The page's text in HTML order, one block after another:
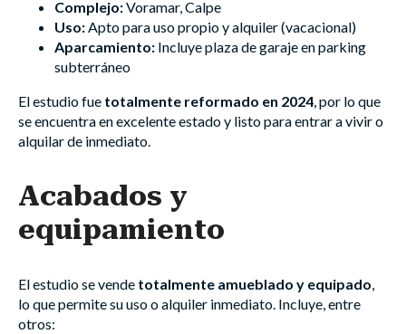
Complejo:Voramar, Calpe
Uso: Apto para uso propio y alquiler (vacacional)
Aparcamiento: Incluye plaza de garaje en parking
subterráneo
El estudio fue totalmente reformado en 2024 , por lo que
se encuentra en excelente estado y listo para entrar a vivir o
alquilar de inmediato.
Acabados y
equipamiento
El estudio se vende totalmente amueblado y equipado,
lo que permite su uso o alquiler inmediato. Incluye, entre
otros: